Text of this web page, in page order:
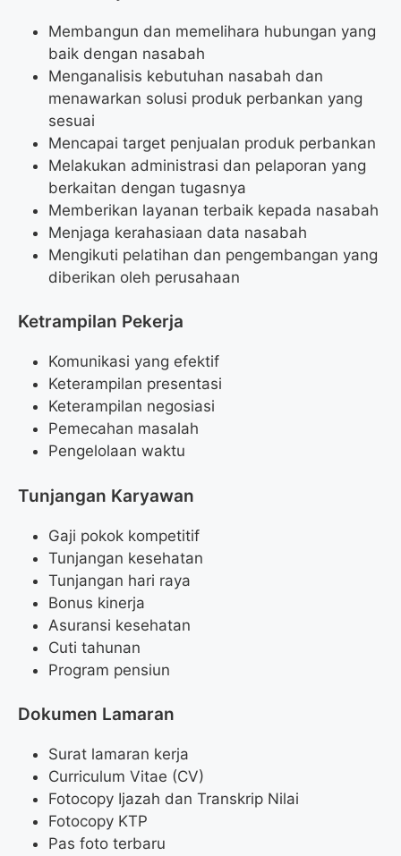
Membangun dan memelihara hubungan yang
baik dengan nasabah
Menganalisis kebutuhan nasabah dan
menawarkan solusi produk perbankan yang
sesuai
Mencapai target penjualan produk perbankan
Melakukan administrasi dan pelaporan yang
berkaitan dengan tugasnya
Memberikan layanan terbaik kepada nasabah
Menjaga kerahasiaan data nasabah
Mengikuti pelatihan dan pengembangan yang
diberikan oleh perusahaan
Ketrampilan Pekerja
Komunikasi yang efektif
Keterampilan presentasi
Keterampilan negosiasi
Pemecahan masalah
Pengelolaan waktu
Tunjangan Karyawan
Gaji pokok kompetitif
Tunjangan kesehatan
Tunjangan hari raya
Bonus kinerja
Asuransi kesehatan
Cuti tahunan
Program pensiun
Dokumen Lamaran
Surat lamaran kerja
Curriculum Vitae (CV)
Fotocopy Ijazah dan Transkrip Nilai
Fotocopy KTP
Pas foto terbaru